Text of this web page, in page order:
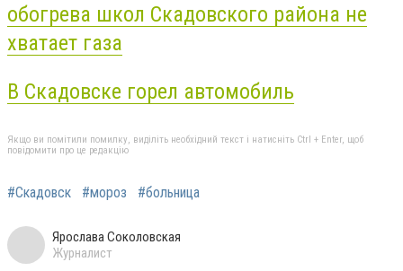
обогрева школ Скадовского района не
хватает газа
В Скадовске горел автомобиль
Якщо ви помітили помилку, виділіть необхідний текст і натисніть Ctrl + Enter, щоб
повідомити про це редакцію
#Скадовск #мороз #больница
Ярослава Соколовская
Журналист